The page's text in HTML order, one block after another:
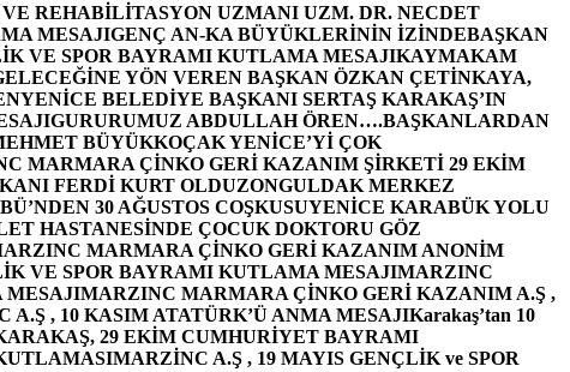
REHABİLİTASYON UZMANI UZM. DR. NECDET
MESAJIGENÇ AN-KA BÜYÜKLERİNİN İZİNDEBAŞKAN
VE SPOR BAYRAMI KUTLAMA MESAJIKAYMAKAM
YÖN VEREN BAŞKAN ÖZKAN ÇETİNKAYA,
YENİCE BELEDİYE BAŞKANI SERTAŞ KARAKAŞ’IN
GURURUMUZ ABDULLAH ÖREN….BAŞKANLARDAN
BÜYÜKKOÇAK YENİCE’Yİ ÇOK
MARMARA ÇİNKO GERİ KAZANIM ŞİRKETİ 29 EKİM
FERDİ KURT OLDUZONGULDAK MERKEZ
30 AĞUSTOS COŞKUSUYENİCE KARABÜK YOLU
HASTANESİNDE ÇOCUK DOKTORU GÖZ
MARMARA ÇİNKO GERİ KAZANIM ANONİM
VE SPOR BAYRAMI KUTLAMA MESAJIMARZINC
MESAJIMARZINC MARMARA ÇİNKO GERİ KAZANIM A.Ş ,
A.Ş , 10 KASIM ATATÜRK’Ü ANMA MESAJIKarakaş’tan 10
29 EKİM CUMHURİYET BAYRAMI
MARZİNC A.Ş , 19 MAYIS GENÇLİK ve SPOR